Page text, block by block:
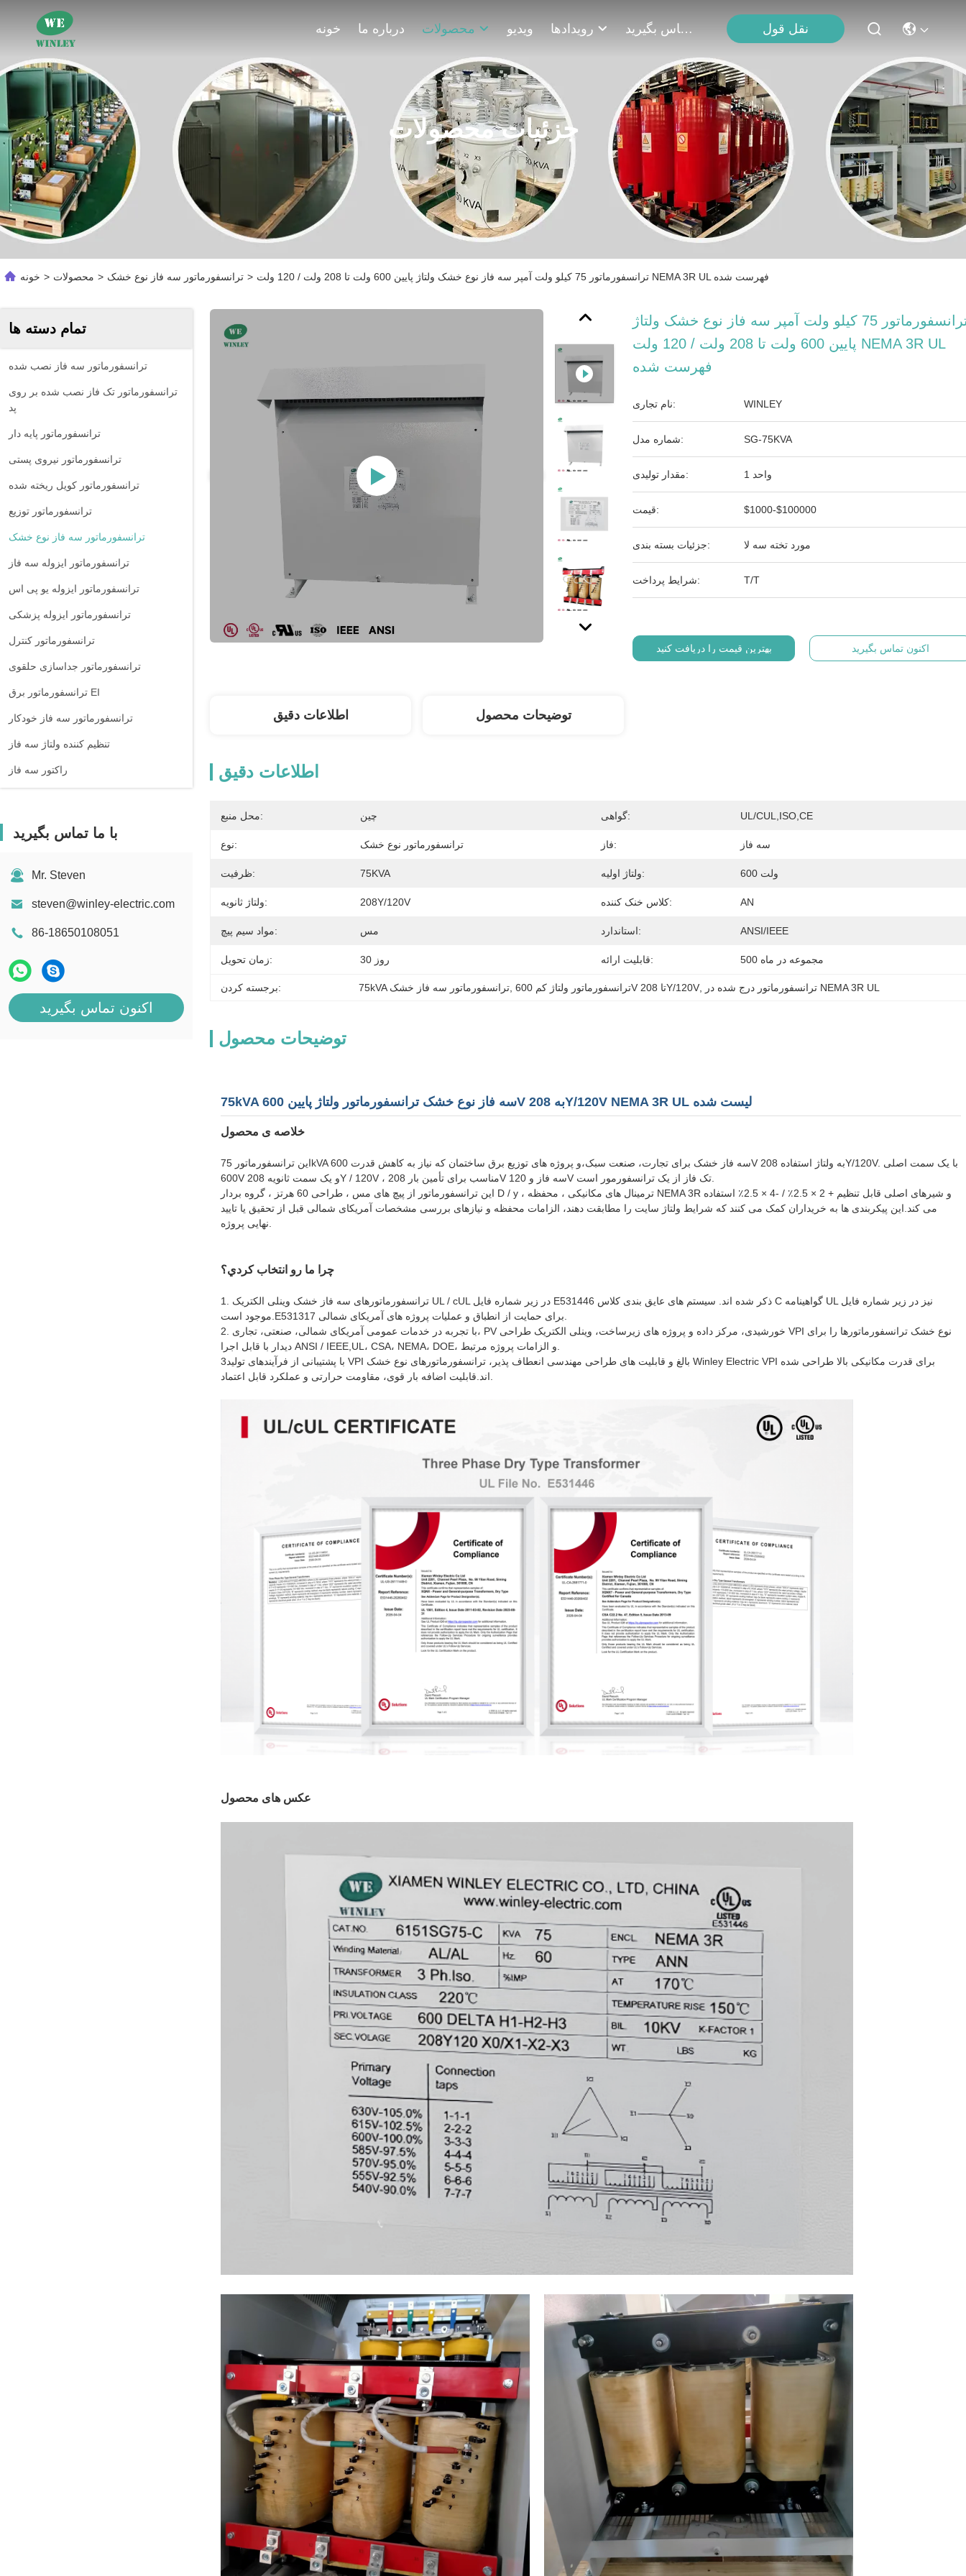
خونه درباره ما محصولات ویدیو رویدادها با ما تماس بگیرید نقل قول
جزئیات محصولات
خونه > محصولات > ترانسفورماتور سه فاز نوع خشک > ترانسفورماتور 75 کیلو ولت آمپر سه فاز نوع خشک ولتاژ پایین 600 ولت تا 208 ولت / 120 ولت NEMA 3R UL فهرست شده
تمام دسته ها
ترانسفورماتور سه فاز نصب شده
ترانسفورماتور تک فاز نصب شده بر روی
پد
ترانسفورماتور پایه دار
ترانسفورماتور نیروی پستی
ترانسفورماتور کویل ریخته شده
ترانسفورماتور توزیع
ترانسفورماتور سه فاز نوع خشک
ترانسفورماتور ایزوله سه فاز
ترانسفورماتور ایزوله یو پی اس
ترانسفورماتور ایزوله پزشکی
ترانسفورماتور کنترل
ترانسفورماتور جداسازی حلقوی
ترانسفورماتور برق EI
ترانسفورماتور سه فاز خودکار
تنظیم کننده ولتاژ سه فاز
راکتور سه فاز
با ما تماس بگیرید
Mr. Steven
steven@winley-electric.com
86-18650108051
اکنون تماس بگیرید
ترانسفورماتور 75 کیلو ولت آمپر سه فاز نوع خشک ولتاژ
پایین 600 ولت تا 208 ولت / 120 ولت NEMA 3R UL
فهرست شده
نام تجاری: WINLEY
شماره مدل: SG-75KVA
مقدار تولیدی: 1 واحد
قیمت: $1000-$100000
جزئیات بسته بندی: مورد تخته سه لا
شرایط پرداخت: T/T
بهترین قیمت را دریافت کنید اکنون تماس بگیرید
اطلاعات دقیق توضیحات محصول
اطلاعات دقیق
محل منبع: چین گواهی: UL/cUL,ISO,CE
نوع: ترانسفورماتور نوع خشک فاز: سه فاز
ظرفیت: 75KVA ولتاژ اولیه: 600 ولت
ولتاژ ثانویه: 208Y/120V کلاس خنک کننده: AN
مواد سیم پیچ: مس استاندارد: ANSI/IEEE
زمان تحویل: 30 روز قابلیت ارائه: 500 مجموعه در ماه
برجسته کردن: 75kVA ترانسفورماتور سه فاز خشک , ترانسفورماتور ولتاژ کم 600V تا 208Y/120V ترانسفورماتور درج شده در NEMA 3R UL
توضیحات محصول
75kVA سه فاز نوع خشک ترانسفورماتور ولتاژ پایین 600V به 208Y/120V NEMA 3R UL لیست شده
خلاصه ی محصول
این ترانسفورماتور 75kVA سه فاز خشک برای تجارت، صنعت سبک،و پروژه های توزیع برق ساختمان که نیاز به کاهش قدرت 600V به ولتاژ استفاده 208Y/120V. با یک سمت اصلی
این ترانسفورماتور از پیچ های مس ، طراحی 60 هرتز ، گروه بردار D / y ، ترمینال های مکانیکی ، محفظه NEMA 3R و شیرهای اصلی قابل تنظیم + 2 × 2.5٪ / -4 × 2.5٪ استفاده
می کند.این پیکربندی ها به خریداران کمک می کنند که شرایط ولتاژ سایت را مطابقت دهند، الزامات محفظه و نیازهای بررسی مشخصات آمریکای شمالی قبل از تحقیق یا تایید
چرا ما رو انتخاب کردي؟
1. ترانسفورماتورهای سه فاز خشک وینلی الکتریک UL / cUL در زیر شماره فایل E531446 ذکر شده اند. سیستم های عایق بندی کلاس C گواهینامه UL نیز در زیر شماره فایل
2. با تجربه در خدمات عمومی آمریکای شمالی، صنعتی، تجاری، PV خورشیدی، مرکز داده و پروژه های زیرساخت، وینلی الکتریک طراحی VPI نوع خشک ترانسفورماتورها را برای
3با پشتیبانی از فرآیندهای تولید VPI بالغ و قابلیت های طراحی مهندسی انعطاف پذیر، ترانسفورماتورهای نوع خشک Winley Electric VPI برای قدرت مکانیکی بالا طراحی شده
عکس های محصول